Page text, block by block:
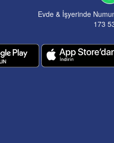
Evde & İşyerinde
173